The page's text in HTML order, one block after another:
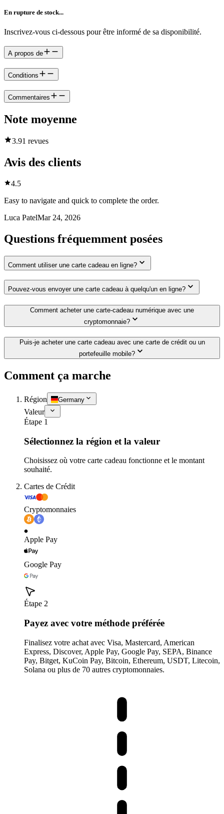
En rupture de stock...
Inscrivez-vous ci-dessous pour être informé de sa disponibilité.
A propos de
Conditions
Commentaires
Note moyenne
3.91 revues
Avis des clients
4.5
Easy to navigate and quick to complete the order.
Luca PatelMar 24, 2026
Questions fréquemment posées
Comment utiliser une carte cadeau en ligne?
Pouvez-vous envoyer une carte cadeau à quelqu'un en ligne?
Comment acheter une carte-cadeau numérique avec une
cryptomonnaie?
Puis-je acheter une carte cadeau avec une carte de crédit ou un
portefeuille mobile?
Comment ça marche
Région Germany
Valeur
Étape 1
Sélectionnez la région et la valeur
Choisissez où votre carte cadeau fonctionne et le montant
souhaité.
Cartes de Crédit
Cryptomonnaies
Apple Pay
Google Pay
Étape 2
Payez avec votre méthode préférée
Finalisez votre achat avec Visa, Mastercard, American
Express, Discover, Apple Pay, Google Pay, SEPA, Binance
Pay, Bitget, KuCoin Pay, Bitcoin, Ethereum, USDT, Litecoin,
Solana ou plus de 70 autres cryptomonnaies.